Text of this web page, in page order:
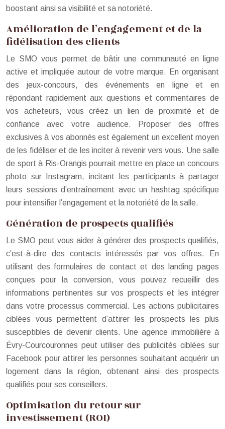
boostant ainsi sa visibilité et sa notoriété.
Amélioration de l’engagement et de la
fidélisation des clients
Le SMO vous permet de bâtir une communauté en ligne
active et impliquée autour de votre marque. En organisant
des jeux-concours, des événements en ligne et en
répondant rapidement aux questions et commentaires de
vos acheteurs, vous créez un lien de proximité et de
confiance avec votre audience. Proposer des offres
exclusives à vos abonnés est également un excellent moyen
de les fidéliser et de les inciter à revenir vers vous. Une salle
de sport à Ris-Orangis pourrait mettre en place un concours
photo sur Instagram, incitant les participants à partager
leurs sessions d’entraînement avec un hashtag spécifique
pour intensifier l’engagement et la notoriété de la salle.
Génération de prospects qualifiés
Le SMO peut vous aider à générer des prospects qualifiés,
c’est-à-dire des contacts intéressés par vos offres. En
utilisant des formulaires de contact et des landing pages
conçues pour la conversion, vous pouvez recueillir des
informations pertinentes sur vos prospects et les intégrer
dans votre processus commercial. Les actions publicitaires
ciblées vous permettent d’attirer les prospects les plus
susceptibles de devenir clients. Une agence immobilière à
Évry-Courcouronnes peut utiliser des publicités ciblées sur
Facebook pour attirer les personnes souhaitant acquérir un
logement dans la région, obtenant ainsi des prospects
qualifiés pour ses conseillers.
Optimisation du retour sur
investissement (ROI)